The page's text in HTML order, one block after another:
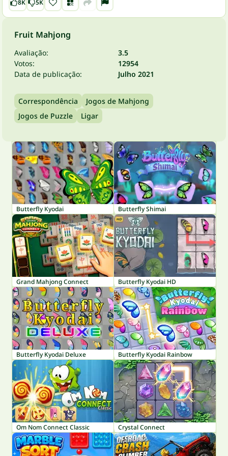
8K 5K
Fruit Mahjong
Avaliação:
3.5
Votos:
12954
Data de publicação:
Julho 2021
Correspondência
Jogos de Mahjong
Jogos de Puzzle
Ligar
Butterfly Kyodai Butterfly Shimai
Grand Mahjong Connect Butterfly Kyodai HD
Butterfly Kyodai Deluxe Butterfly Kyodai Rainbow
Om Nom Connect Classic Crystal Connect